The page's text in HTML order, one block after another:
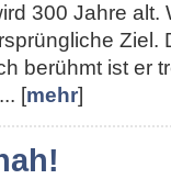
300 Jahre
Ziel.
berühmt ist er
[mehr]